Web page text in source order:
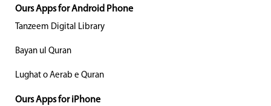
Ours Apps for Android Phone
Tanzeem Digital Library
Bayan ul Quran
Lughat o Aerab e Quran
Ours Apps for iPhone